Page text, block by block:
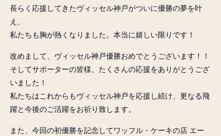
長らく応援してきたヴィッセル神戸がついに優勝の夢を叶
え、
私たちも胸が熱くなりました。本当に嬉しい限りです！
改めまして、ヴィッセル神戸優勝おめでとうございます！！
そしてサポーターの皆様、たくさんの応援をありがとうござ
いました！
私たちはこれからもヴィッセル神戸を応援し続け、更なる飛
躍と今後のご活躍をお祈り致します。
また、今回の初優勝を記念してワッフル・ケーキの店 エー